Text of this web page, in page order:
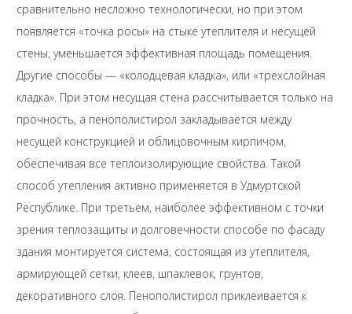
сравнительно несложно технологически, но при этом
появляется «точка росы» на стыке утеплителя и несущей
стены, уменьшается эффективная площадь помещения.
Другие способы — «колодцевая кладка», или «трехслойная
кладка». При этом несущая стена рассчитывается только на
прочность, а пенополистирол закладывается между
несущей конструкцией и облицовочным кирпичом,
обеспечивая все теплоизолирующие свойства. Такой
способ утепления активно применяется в Удмуртской
Республике. При третьем, наиболее эффективном с точки
зрения теплозащиты и долговечности способе по фасаду
здания монтируется система, состоящая из утеплителя,
армирующей сетки, клеев, шпаклевок, грунтов,
декоративного слоя. Пенополистирол приклеивается к